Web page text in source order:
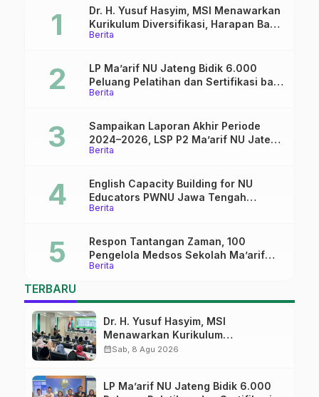
Berita
Dr. H. Yusuf Hasyim, MSI Menawarkan
Kurikulum Diversifikasi, Harapan Baru
dalam dunia pendidikan
Berita
LP Ma’arif NU Jateng Bidik 6.000
Peluang Pelatihan dan Sertifikasi bagi
Lulusan SMK
Berita
Sampaikan Laporan Akhir Periode
2024–2026, LSP P2 Ma’arif NU Jateng
Mantapkan Sinergi Link and Match
Berita
English Capacity Building for NU
Educators PWNU Jawa Tengah
Batch#4; Membuka Jalan Menuju
Berita
Respon Tantangan Zaman, 100
Pengelola Medsos Sekolah Ma’arif
Pekalongan Ikuti Pelatihan Literasi
TERBARU
Dr. H. Yusuf Hasyim, MSI
Menawarkan Kurikulum
Diversifikasi, Harapan Baru dalam
calendar_monthSab, 8 Agu 2026
LP Ma’arif NU Jateng Bidik 6.000